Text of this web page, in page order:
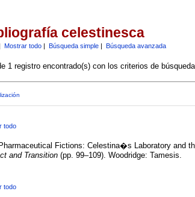
celestinesca
Mostrar todo| Búsqueda simple| Búsqueda avanzada
1 registro encontrado(s) con los criterios de
todo
Fictions: Celestina�s Laboratory and
and Transition(pp. 99–109). Woodridge: Tamesis.
todo